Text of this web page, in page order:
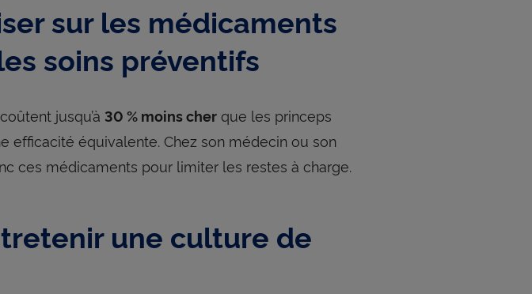
sur les médicaments
soins préventifs
jusqu’à 30 % moins cher que les princeps
efficacité équivalente. Chez son médecin ou son
ces médicaments pour limiter les restes à charge.
une culture de